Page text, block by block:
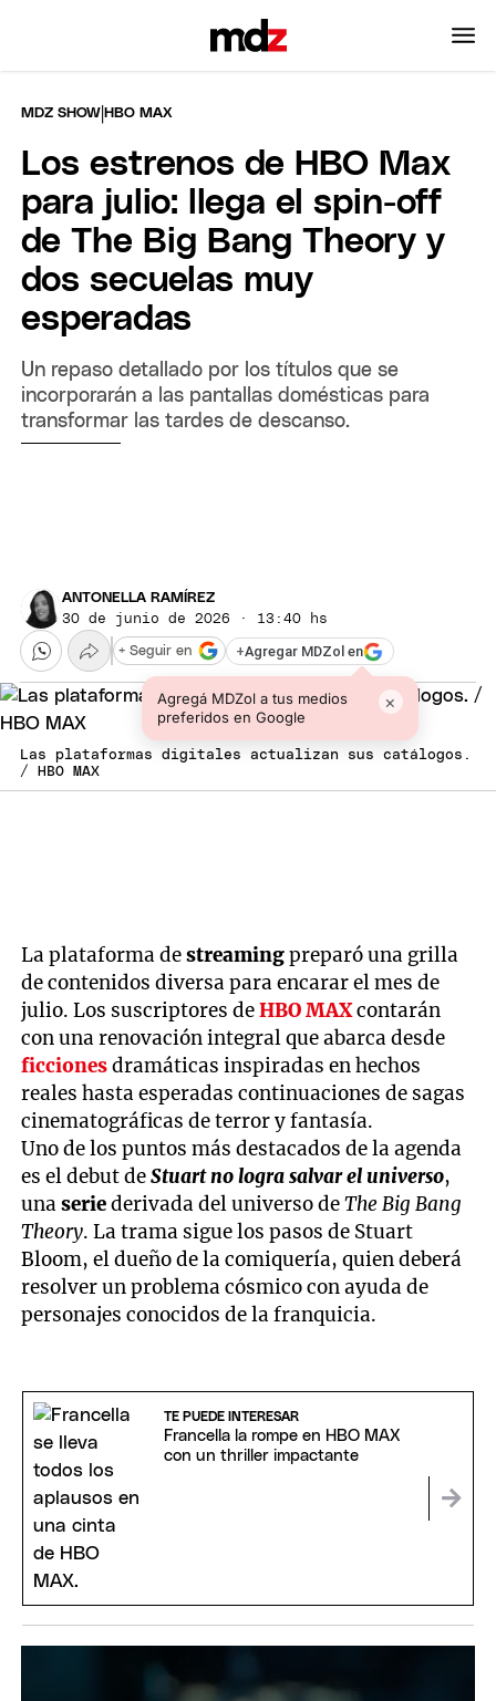
MDZ SHOW |HBO MAX
Los estrenos de HBO Max
para julio: llega el spin-off
de The Big Bang Theory y
dos secuelas muy
esperadas
Un repaso detallado por los títulos que se
incorporarán a las pantallas domésticas para
transformar las tardes de descanso.
ANTONELLA RAMÍREZ
30 de junio de 2026 · 13:40 hs
+Agregar MDZol en
Agregá MDZol a tus medios
preferidos en Google
×
+ Seguir en
Las plataformas digitales actualizan sus catálogos.
/ HBO MAX
La plataforma destreamingpreparó una grilla
de contenidos diversa para encarar el mes de
julio. Los suscriptores deHBO MAXcontarán
con una renovación integral que abarca desde
ficcionesdramáticas inspiradas en hechos
reales hasta esperadas continuaciones de sagas
cinematográficas de terror y fantasía.
Uno de los puntos más destacados de la agenda
es el debut deStuart no logra salvar el universo,
unaseriederivada del universo deThe Big Bang
Theory. La trama sigue los pasos de Stuart
Bloom, el dueño de la comiquería, quien deberá
resolver un problema cósmico con ayuda de
personajes conocidos de la franquicia.
TE PUEDE INTERESAR
Francella la rompe en HBO MAX
con un thriller impactante